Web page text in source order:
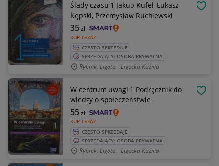
Ślady czasu 1 Jakub Kufel, Łukasz
Kępski, Przemysław Ruchlewski
KUP TERAZ
35zł
CZĘSTO SPRZEDAJE
SPRZEDAJĄCY: OSOBA PRYWATNA
Rybnik, Ligota - Ligocka Kuźnia
W centrum uwagi 1 Podręcznik do
wiedzy o społeczeństwie
KUP TERAZ
55zł
CZĘSTO SPRZEDAJE
SPRZEDAJĄCY: OSOBA PRYWATNA
Rybnik, Ligota - Ligocka Kuźnia